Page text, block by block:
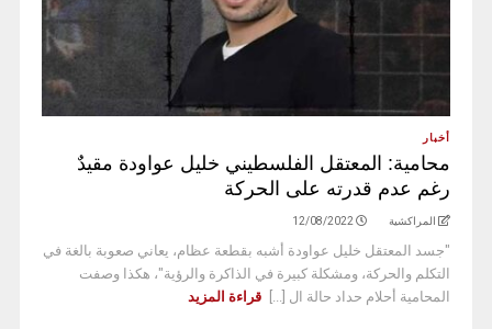
أخبار
محامية: المعتقل الفلسطيني خليل عواودة مقيدٌ
رغم عدم قدرته على الحركة
المراكشية 12/08/2022
"جسد المعتقل خليل عواودة أشبه بقطعة عظام، يعاني صعوبة بالغة في
التكلم والحركة، ومشكلة كبيرة في الذاكرة والرؤية"، هكذا وصفت
المحامية أحلام حداد حالة ال [...]
قراءة المزيد